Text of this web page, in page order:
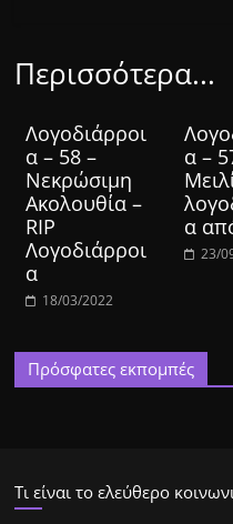
Περισσότερα...
Λογοδιάρροι
α – 58 –
Νεκρώσιμη
Ακολουθία –
RIP
Λογοδιάρροι
α
18/03/2022
α –
α
23/
Πρόσφατες εκπομπές
Τι είναι το ελεύθερο